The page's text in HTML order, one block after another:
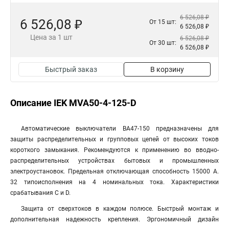
6 526,08 ₽
Цена за 1 шт
От 15 шт:
6 526,08 ₽
6 526,08 ₽
От 30 шт:
6 526,08 ₽
6 526,08 ₽
Быстрый заказ В корзину
Описание IEK MVA50-4-125-D
Автоматические выключатели ВА47-150 предназначены для
защиты распределительных и групповых цепей от высоких токов
короткого замыкания. Рекомендуются к применению во вводно-
распределительных устройствах бытовых и промышленных
электроустановок. Предельная отключающая способность 15000 А.
32 типоисполнения на 4 номинальных тока. Характеристики
срабатывания С и D.
Защита от сверхтоков в каждом полюсе. Быстрый монтаж и
дополнительная надежность крепления. Эргономичный дизайн